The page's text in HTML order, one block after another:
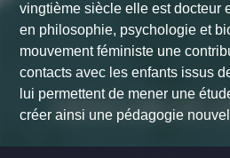
vingtième siècle elle est docteur
en philosophie, psychologie et
mouvement féministe une
contacts avec les enfants issus
lui permettent de mener une
créer ainsi une pédagogie